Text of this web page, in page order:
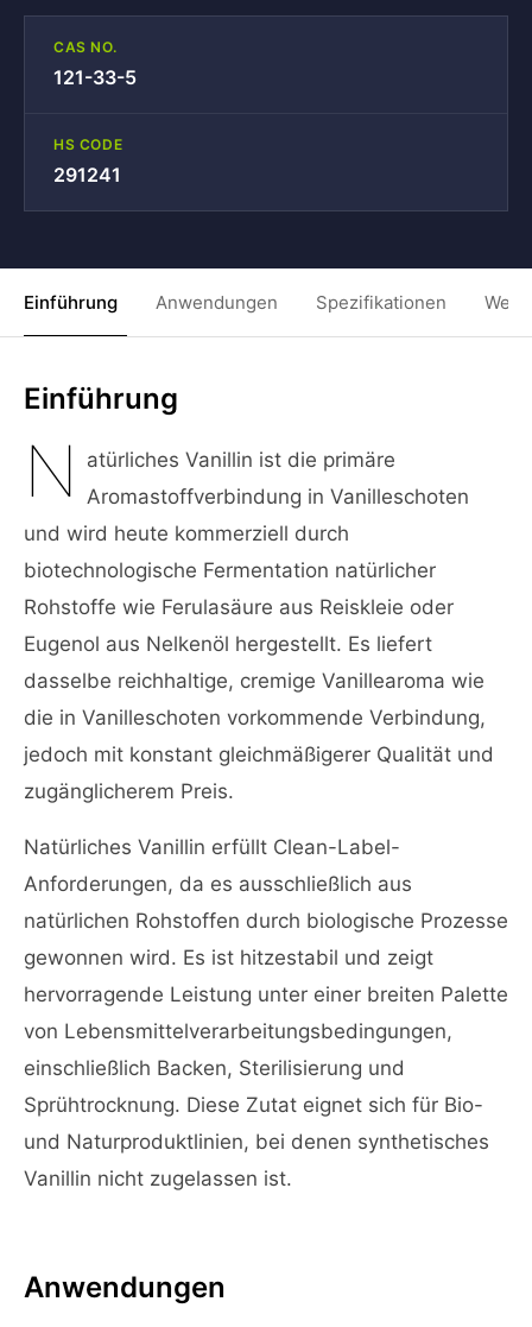
CAS NO.
121-33-5
HS CODE
291241
Einführung Anwendungen Spezifikationen
Einführung
N
atürliches Vanillin ist die primäre
Aromastoffverbindung in Vanilleschoten
und wird heute kommerziell durch
biotechnologische Fermentation natürlicher
Rohstoffe wie Ferulasäure aus Reiskleie oder
Eugenol aus Nelkenöl hergestellt. Es liefert
dasselbe reichhaltige, cremige Vanillearoma wie
die in Vanilleschoten vorkommende Verbindung,
jedoch mit konstant gleichmäßigerer Qualität und
zugänglicherem Preis.
Natürliches Vanillin erfüllt Clean-Label-
Anforderungen, da es ausschließlich aus
natürlichen Rohstoffen durch biologische Prozesse
gewonnen wird. Es ist hitzestabil und zeigt
hervorragende Leistung unter einer breiten Palette
von Lebensmittelverarbeitungsbedingungen,
einschließlich Backen, Sterilisierung und
Sprühtrocknung. Diese Zutat eignet sich für Bio-
und Naturproduktlinien, bei denen synthetisches
Vanillin nicht zugelassen ist.
Anwendungen